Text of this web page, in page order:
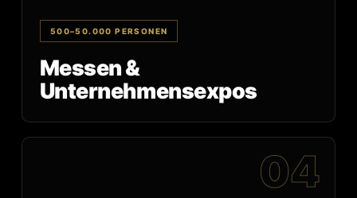
500–50.000 PERSONEN
Messen &
Unternehmensexpos
04